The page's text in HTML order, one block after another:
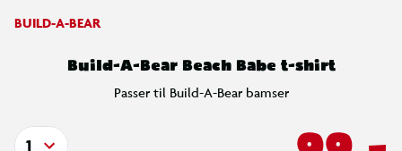
BUILD-A-BEAR
Build-A-Bear Beach Babe t-shirt
Passer til Build-A-Bear bamser
1